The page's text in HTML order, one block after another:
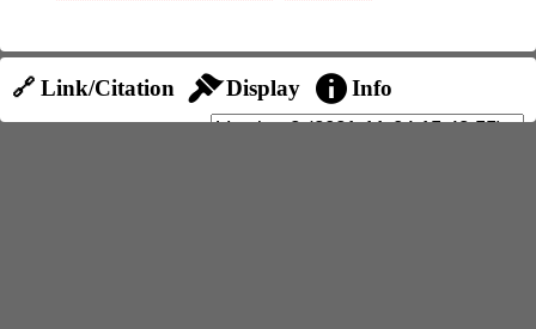
🔗 Link/Citation Display Info